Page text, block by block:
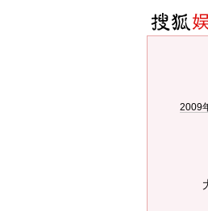
2009
大